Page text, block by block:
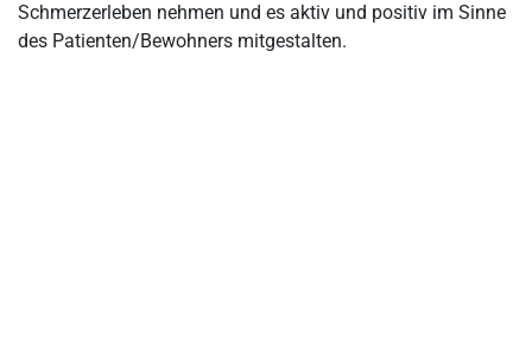
Unterstützung im Schmerzmanagement: Wie funktioniert die
Beratung von Angehörigen?
Schmerzerleben nehmen und es aktiv und positiv im Sinne
des Patienten/Bewohners mitgestalten.